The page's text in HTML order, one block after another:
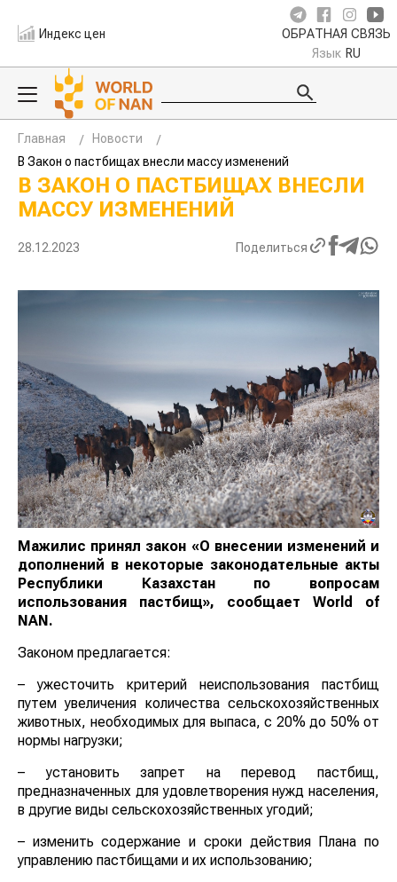
Индекс цен ОБРАТНАЯ СВЯЗЬ
Язык RU
Главная
Новости
В Закон о пастбищах внесли массу изменений
В ЗАКОН О ПАСТБИЩАХ ВНЕСЛИ
МАССУ ИЗМЕНЕНИЙ
28.12.2023 Поделиться
Мажилис принял закон «О внесении изменений и
дополнений в некоторые законодательные акты
Республики Казахстан по вопросам
использования пастбищ», сообщает World
of
NAN.
Законом предлагается:
– ужесточить критерий неиспользования пастбищ
путем увеличения количества сельскохозяйственных
животных, необходимых для выпаса, с 20% до 50% от
нормы нагрузки;
– установить запрет на перевод пастбищ,
предназначенных для удовлетворения нужд населения,
в другие виды сельскохозяйственных угодий;
– изменить содержание и сроки действия Плана по
управлению пастбищами и их использованию;